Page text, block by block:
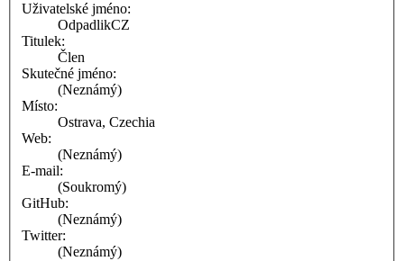
Uživatelské jméno:
OdpadlikCZ
Titulek:
Člen
Skutečné jméno:
(Neznámý)
Místo:
Ostrava, Czechia
Web:
(Neznámý)
E-mail:
(Soukromý)
GitHub:
(Neznámý)
Twitter:
(Neznámý)